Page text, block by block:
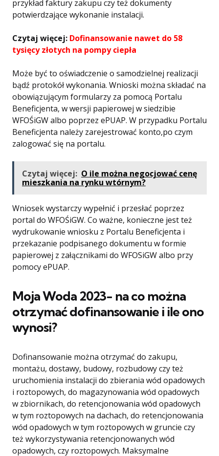
przykład faktury zakupu czy też dokumenty
potwierdzające wykonanie instalacji.
Czytaj więcej: Dofinansowanie nawet do 58
tysięcy złotych na pompy ciepła
Może być to oświadczenie o samodzielnej realizacji
bądź protokół wykonania. Wnioski można składać na
obowiązującym formularzy za pomocą Portalu
Beneficjenta, w wersji papierowej w siedzibie
WFOŚiGW albo poprzez ePUAP. W przypadku Portalu
Beneficjenta należy zarejestrować konto,po czym
zalogować się na portalu.
Czytaj więcej: O ile można negocjować cenę
mieszkania na rynku wtórnym?
Wniosek wystarczy wypełnić i przesłać poprzez
portal do WFOŚiGW. Co ważne, konieczne jest też
wydrukowanie wniosku z Portalu Beneficjenta i
przekazanie podpisanego dokumentu w formie
papierowej z załącznikami do WFOSiGW albo przy
pomocy ePUAP.
Moja Woda 2023- na co można
otrzymać dofinansowanie i ile ono
wynosi?
Dofinansowanie można otrzymać do zakupu,
montażu, dostawy, budowy, rozbudowy czy też
uruchomienia instalacji do zbierania wód opadowych
i roztopowych, do magazynowania wód opadowych
w zbiornikach, do retencjonowania wód opadowych
w tym roztopowych na dachach, do retencjonowania
wód opadowych w tym roztopowych w gruncie czy
też wykorzystywania retencjonowanych wód
opadowych, czy roztopowych. Maksymalne